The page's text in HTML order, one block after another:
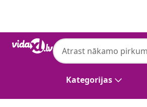
Kategorijas